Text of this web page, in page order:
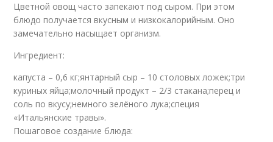
Цветной овощ часто запекают под сыром. При этом
блюдо получается вкусным и низкокалорийным. Оно
замечательно насыщает организм.
Ингредиент:
капуста – 0,6 кг;янтарный сыр – 10 столовых ложек;три
куриных яйца;молочный продукт – 2/3 стакана;перец и
соль по вкусу;немного зелёного лука;специя
«Итальянские травы».
Пошаговое создание блюда: